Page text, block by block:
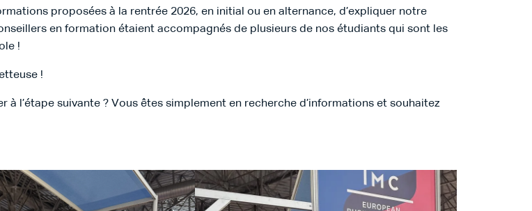
proposées à la rentrée 2026, en initial ou en alternance, d’expliquer notre
en formation étaient accompagnés de plusieurs de nos étudiants qui sont les
!
!
l’étape suivante ? Vous êtes simplement en recherche d’informations et souhaitez